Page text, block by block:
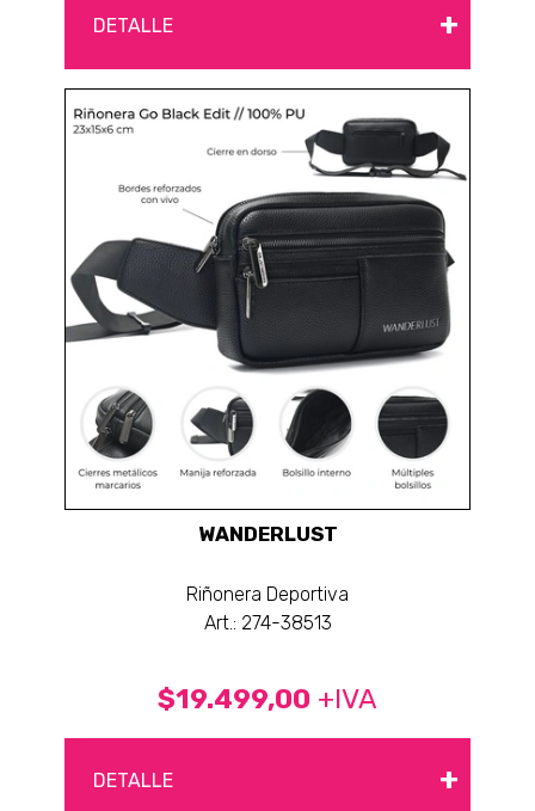
DETALLE +
WANDERLUST
Riñonera Deportiva
Art.: 274-38513
$19.499,00 +IVA
DETALLE +